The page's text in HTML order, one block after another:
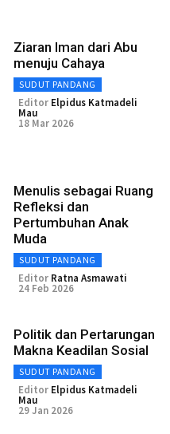
Ziaran Iman dari Abu
menuju Cahaya
SUDUT PANDANG
Editor Elpidus Katmadeli
Mau
18 Mar 2026
Menulis sebagai Ruang
Refleksi dan
Pertumbuhan Anak
Muda
SUDUT PANDANG
Editor Ratna Asmawati
24 Feb 2026
Politik dan Pertarungan
Makna Keadilan Sosial
SUDUT PANDANG
Editor Elpidus Katmadeli
Mau
29 Jan 2026